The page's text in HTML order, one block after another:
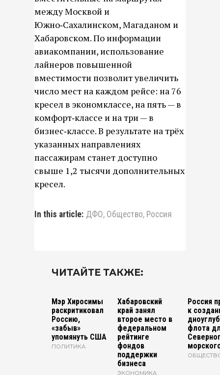
между Москвой и
Южно‑Сахалинском, Магаданом и
Хабаровском. По информации
авиакомпании, использование
лайнеров повышенной
вместимости позволит увеличить
число мест на каждом рейсе: на 76
кресел в экономклассе, на пять — в
комфорт‑классе и на три — в
бизнес‑классе. В результате на трёх
указанных направлениях
пассажирам станет доступно
свыше 1,2 тысячи дополнительных
кресел.
In this article: ДФО, Общество, Россия
ЧИТАЙТЕ ТАКЖЕ:
Мэр Хиросимы
раскритиковал
Россию,
«забыв»
упомянуть США
ПОЛИТИКА
Хабаровский
край занял
второе место в
федеральном
рейтинге
фондов
поддержки
бизнеса
ЭКОНОМИКА
Россия
к
флота